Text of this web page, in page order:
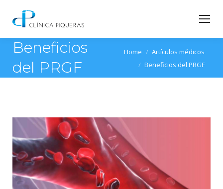
Beneficios
del PRGF
You are here:
Home
Artículos médicos
Beneficios del PRGF